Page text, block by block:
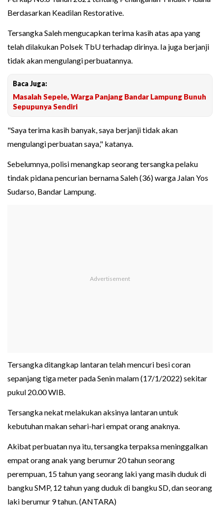
Berdasarkan Keadilan Restorative.
Tersangka Saleh mengucapkan terima kasih atas apa yang
telah dilakukan Polsek TbU terhadap dirinya. Ia juga berjanji
tidak akan mengulangi perbuatannya.
Baca Juga:
Masalah Sepele, Warga Panjang Bandar Lampung Bunuh
Sepupunya Sendiri
"Saya terima kasih banyak, saya berjanji tidak akan
mengulangi perbuatan saya," katanya.
Sebelumnya, polisi menangkap seorang tersangka pelaku
tindak pidana pencurian bernama Saleh (36) warga Jalan Yos
Sudarso, Bandar Lampung.
Tersangka ditangkap lantaran telah mencuri besi coran
sepanjang tiga meter pada Senin malam (17/1/2022) sekitar
pukul 20.00 WIB.
Tersangka nekat melakukan aksinya lantaran untuk
kebutuhan makan sehari-hari empat orang anaknya.
Akibat perbuatan nya itu, tersangka terpaksa meninggalkan
empat orang anak yang berumur 20 tahun seorang
perempuan, 15 tahun yang seorang laki yang masih duduk di
bangku SMP, 12 tahun yang duduk di bangku SD, dan seorang
laki berumur 9 tahun. (ANTARA)